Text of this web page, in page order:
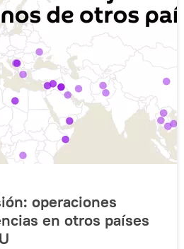
operaciones
en otros países